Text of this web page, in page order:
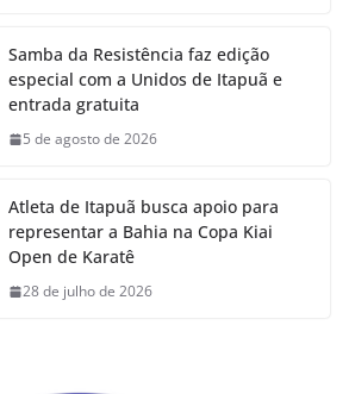
Samba da Resistência faz edição
especial com a Unidos de Itapuã e
entrada gratuita
5 de agosto de 2026
Atleta de Itapuã busca apoio para
representar a Bahia na Copa Kiai
Open de Karatê
28 de julho de 2026